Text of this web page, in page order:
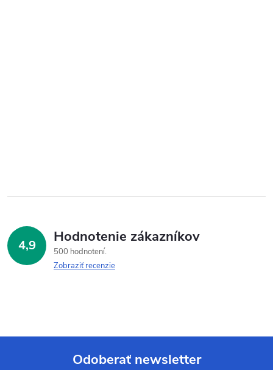
4,9 Hodnotenie zákazníkov
500 hodnotení
Zobraziť recenzie
Odoberať newsletter